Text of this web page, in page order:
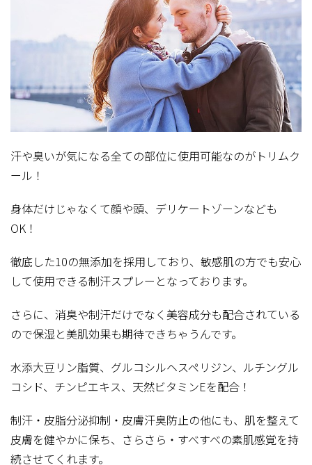
汗や臭いが気になる全ての部位に使用可能なのがトリムク
ール！
身体だけじゃなくて顔や頭、デリケートゾーンなども
OK！
徹底した10の無添加を採用しており、敏感肌の方でも安心
して使用できる制汗スプレーとなっております。
さらに、消臭や制汗だけでなく美容成分も配合されている
ので保湿と美肌効果も期待できちゃうんです。
水添大豆リン脂質、グルコシルヘスペリジン、ルチングル
コシド、チンピエキス、天然ビタミンEを配合！
制汗・皮脂分泌抑制・皮膚汗臭防止の他にも、肌を整えて
皮膚を健やかに保ち、さらさら・すべすべの素肌感覚を持
続させてくれます。